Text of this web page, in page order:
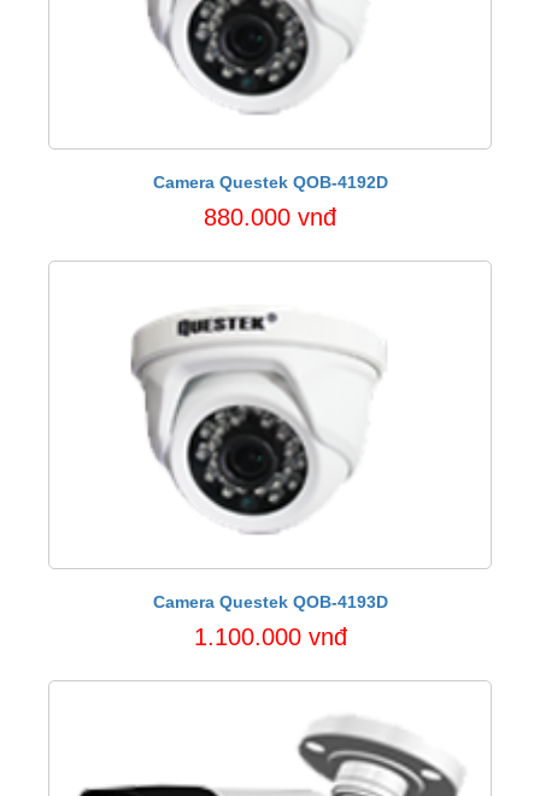
Camera Questek QOB-4192D
880.000 vnđ
Camera Questek QOB-4193D
1.100.000 vnđ